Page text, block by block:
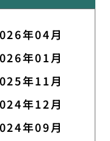
年04月
年01月
年11月
年12月
年09月